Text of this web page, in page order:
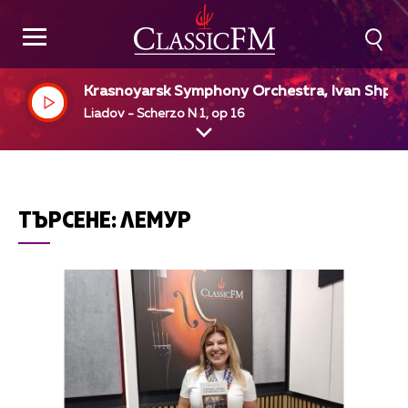
Krasnoyarsk Symphony Orchestra, Ivan
r, dir
Liadov - Scherzo N 1, op 16
ТЪРСЕНЕ:ЛЕМУР